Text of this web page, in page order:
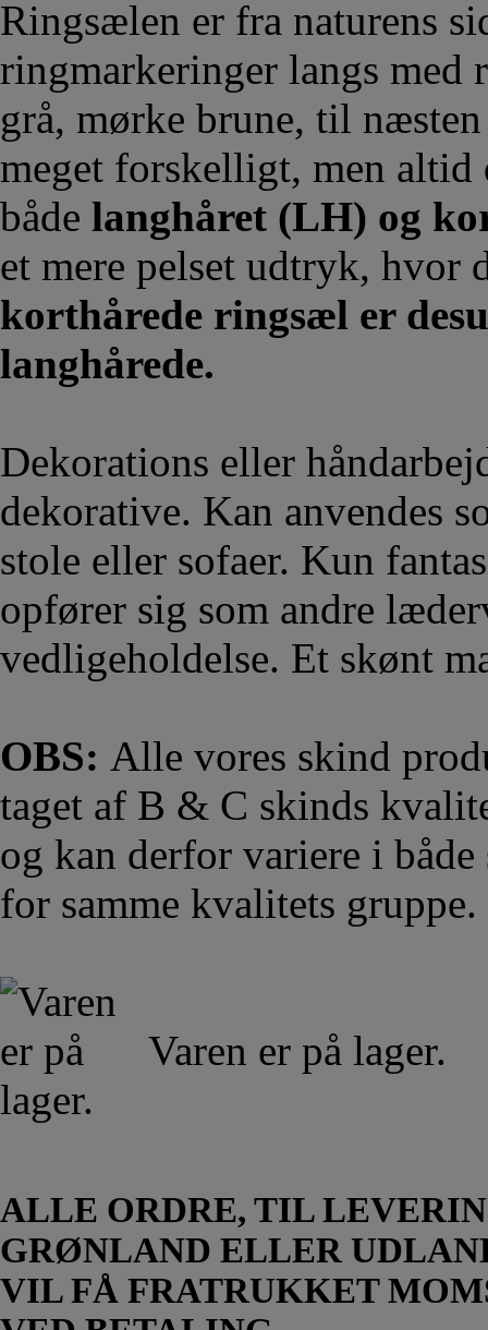
Ringsælen er fra naturens
ringmarkeringer langs med
grå, mørke brune, til
meget forskelligt, men
både langhåret (LH) og
et mere pelset udtryk, hvor
korthårede ringsæl er
langhårede.
Dekorations eller
dekorative. Kan anvendes
stole eller sofaer. Kun
opfører sig som andre
vedligeholdelse. Et skønt
OBS: Alle vores skind
taget af B & C skinds
og kan derfor variere i
for samme kvalitets gruppe.
Varen er på lager.
ALLE ORDRE, TIL
GRØNLAND ELLER
VIL FÅ FRATRUKKET